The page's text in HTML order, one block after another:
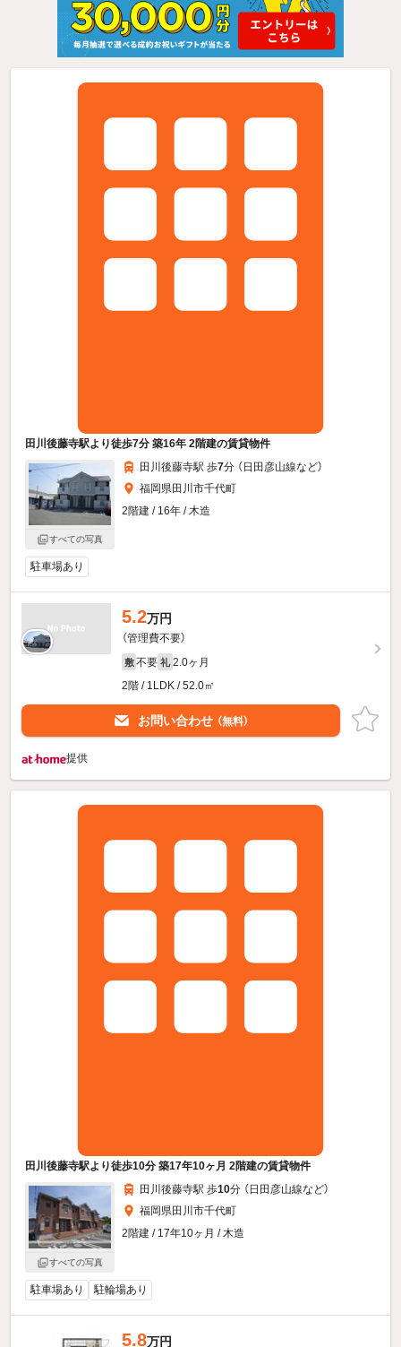
田川後藤寺駅より徒歩7分 築16年 2階建の賃貸物件
すべての写真
田川後藤寺駅 歩7分 （日田彦山線など）
福岡県田川市千代町
2階建 / 16年 / 木造
駐車場あり
5.2万円
（管理費不要）
敷 不要 礼 2.0ヶ月
2階 / 1LDK / 52.0㎡
お問い合わせ （無料）
提供
田川後藤寺駅より徒歩10分 築17年10ヶ月 2階建の賃貸物件
すべての写真
田川後藤寺駅 歩10分 （日田彦山線など）
福岡県田川市千代町
2階建 / 17年10ヶ月 / 木造
駐車場あり 駐輪場あり
5.8万円